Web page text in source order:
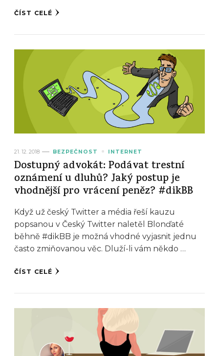
ČÍST CELÉ
21. 12. 2018 BEZPEČNOST INTERNET
Dostupný advokát: Podávat trestní
oznámení u dluhů? Jaký postup je
vhodnější pro vrácení peněz? #dikBB
Když už český Twitter a média řeší kauzu
popsanou v Český Twitter naletěl Blonďaté
běhně #dikBB je možná vhodné vyjasnit jednu
často zmiňovanou věc. Dluží-li vám někdo …
ČÍST CELÉ